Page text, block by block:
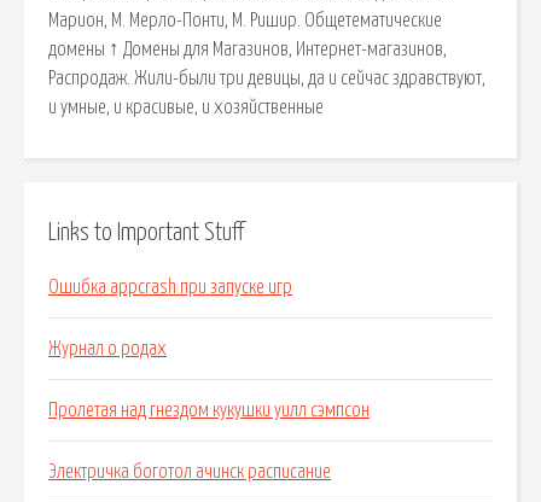
Марион, М. Мерло-Понти, М. Ришир. Общетематические
домены ↑ Домены для Магазинов, Интернет-магазинов,
Распродаж. Жили-были три девицы, да и сейчас здравствуют,
и умные, и красивые, и хозяйственные
Links to Important Stuff
Ошибка appcrash при запуске игр
Журнал о родах
Пролетая над гнездом кукушки уилл сэмпсон
Электричка боготол ачинск расписание